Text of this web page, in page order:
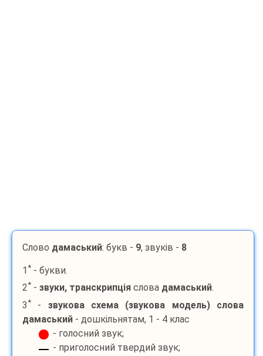
Слово дамаський: букв - 9, звуків - 8
1 * - букви.
2* - звуки, транскрипція слова дамаський.
3* - звукова схема (звукова модель) слова
дамаський - дошкільнятам, 1 - 4 клас
- голосний звук;
- приголосний твердий звук;